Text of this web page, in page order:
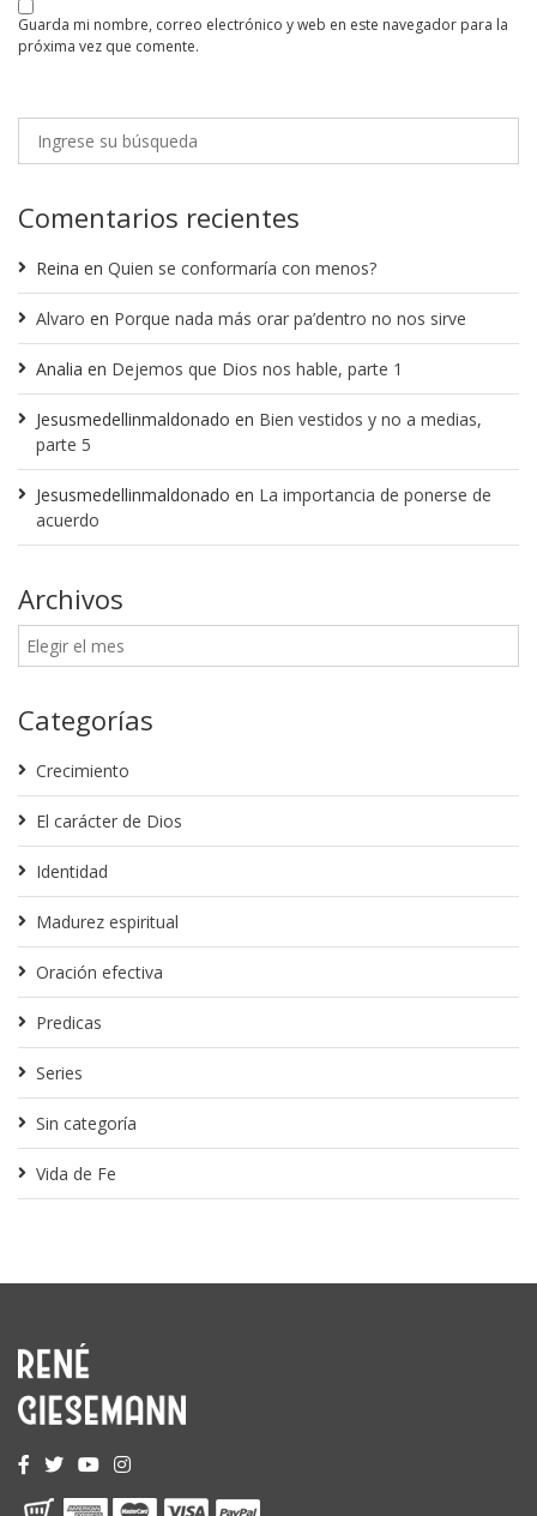
guarda mi nombre, correo electrónico y web en este navegador para la
próxima vez que comente.
Comentarios recientes
Reina en Quien se conformaría con menos?
Alvaro en Porque nada más orar pa’dentro no nos sirve
Analia en Dejemos que Dios nos hable, parte 1
Jesusmedellinmaldonado en Bien vestidos y no a medias,
parte 5
Jesusmedellinmaldonado en La importancia de ponerse de
acuerdo
Archivos
Categorías
Crecimiento
El carácter de Dios
Identidad
Madurez espiritual
Oración efectiva
Predicas
Series
Sin categoría
Vida de Fe